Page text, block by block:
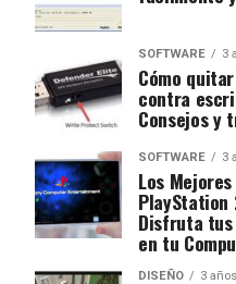
SOFTWARE 3
Cómo
contra
Consejos y
SOFTWARE 3
Los
PlayStation
Disfruta tus
en tu
DISEÑO 3